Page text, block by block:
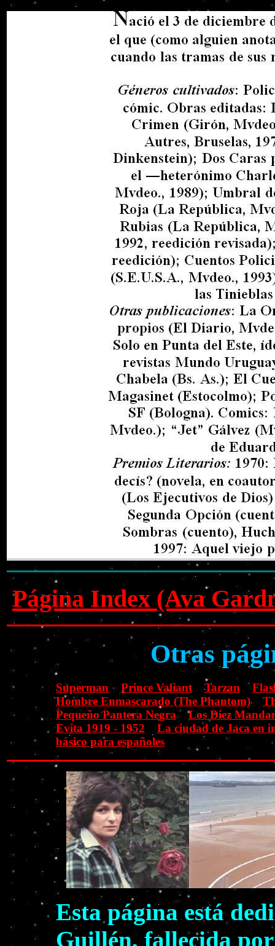
Página Index (Ava
Otras
Superman Prince Valiant Tarzan
Hombre Enmascarado (The Phantom)
Pequeño Pantera Negra
Los Diez
Evita 1919 - 1952
La ciudad de Jaca en
básico para españoles
Esta página está
Guillén, fallecida por